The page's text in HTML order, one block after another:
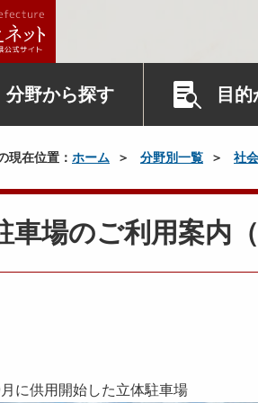
分野から探す 目
現在位置： ホーム 分野別一覧 社
車場のご利用案内
に供用開始した立体駐車場